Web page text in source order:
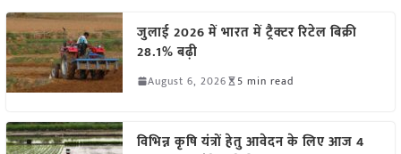
जुलाई 2026 में भारत में ट्रैक्टर रिटेल बिक्री
28.1% बढ़ी
August 6, 2026 5 min read
विभिन्न कृषि यंत्रों हेतु आवेदन के लिए आज 4